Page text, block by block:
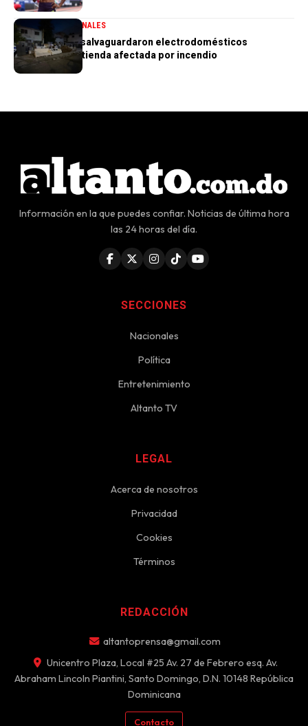
GENERALES NACIONALES
PN aclara que salvaguardaron electrodomésticos
sustraídos de tienda afectada por incendio
Información en la que puedes confiar. Noticias de última hora
las 24 horas del día.
SECCIONES
Nacionales
Política
Entretenimiento
Altanto TV
LEGAL
Acerca de nosotros
Privacidad
Cookies
Términos
REDACCIÓN
altantoprensa@gmail.com
Unicentro Plaza, Local #25 Av. 27 de Febrero esq. Av.
Abraham Lincoln Piantini, Santo Domingo, D.N. 10148 República
Dominicana
Contacto